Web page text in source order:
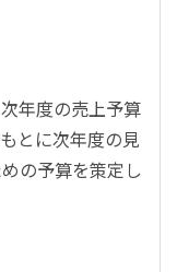
年度の売上予算
とに次年度の見
の予算を策定し